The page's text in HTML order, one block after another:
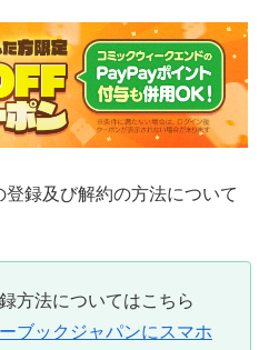
録及び解約の方法について
方法についてはこちら
ブックジャパンにスマホ